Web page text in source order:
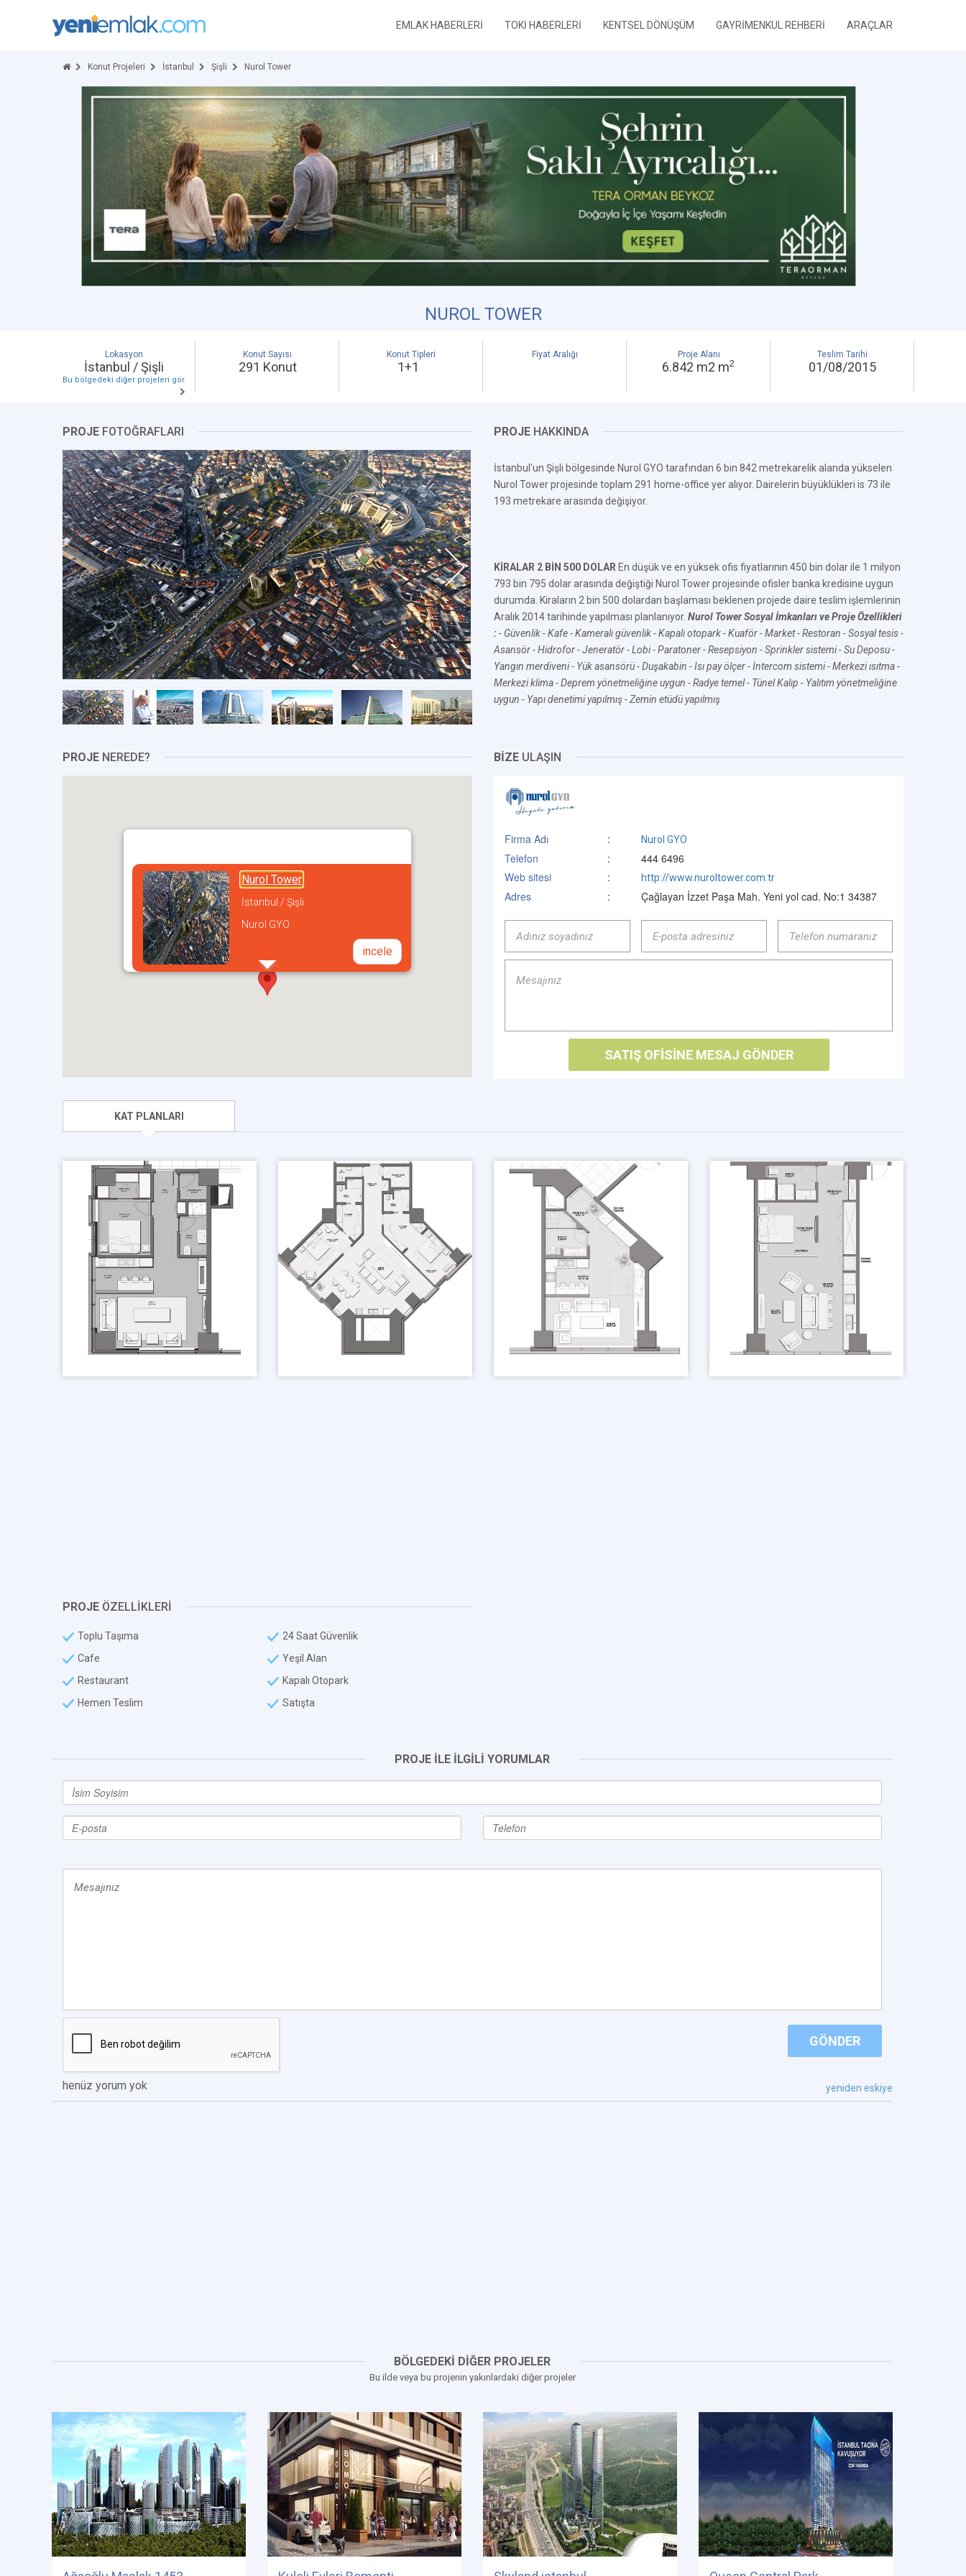
EMLAK HABERLERİ TOKİ HABERLERİ KENTSEL DÖNÜŞÜM GAYRİMENKUL REHBERİ ARAÇLAR
Konut Projeleri İstanbul Şişli Nurol Tower
NUROL TOWER
Lokasyon
İstanbul / Şişli
Bu bölgedeki diğer projeleri gör
Konut Sayısı
291 Konut
Konut Tipleri
1+1
Fiyat Aralığı Proje Alanı
6.842 m2 m2
Teslim Tarihi
01/08/2015
PROJE FOTOĞRAFLARI PROJE HAKKINDA
İstanbul'un Şişli bölgesinde Nurol GYO tarafından 6 bin 842 metrekarelik alanda yükselen
Nurol Tower projesinde toplam 291 home-office yer alıyor. Dairelerin büyüklükleri is 73 ile
193 metrekare arasında değişiyor.
KİRALAR 2 BİN 500 DOLAR En düşük ve en yüksek ofis fiyatlarının 450 bin dolar ile 1 milyon
793 bin 795 dolar arasında değiştiği Nurol Tower projesinde ofisler banka kredisine uygun
durumda. Kiraların 2 bin 500 dolardan başlaması beklenen projede daire teslim işlemlerinin
Aralık 2014 tarihinde yapılması planlanıyor. Nurol Tower Sosyal İmkanları ve Proje Özellikleri
:- Güvenlik- Kafe- Kameralı güvenlik- Kapalı otopark- Kuaför- Market- Restoran - Sosyal tesis-
Asansör- Hidrofor- Jeneratör- Lobi- Paratoner- Resepsiyon - Sprinkler sistemi- Su Deposu-
Yangın merdiveni- Yük asansörü- Duşakabin - Isı pay ölçer- İntercom sistemi- Merkezi ısıtma-
Merkezi klima- Deprem yönetmeliğine uygun - Radye temel- Tünel Kalıp - Yalıtım yönetmeliğine
uygun - Yapı denetimi yapılmış- Zemin etüdü yapılmış
PROJE NEREDE?
Nurol Tower
İstanbul / Şişli
Nurol GYO
incele
BİZE ULAŞIN
Firma Adı : Nurol GYO
Telefon :
444 6496
Web sitesi
: http://www.nuroltower.com.tr
Adres : Çağlayan İzzet Paşa Mah. Yeni yol cad. No:1 34387
KAT PLANLARI
PROJE ÖZELLİKLERİ
Toplu Taşıma
24 Saat Güvenlik
Cafe
Yeşil Alan
Restaurant
Kapalı Otopark
Hemen Teslim
Satışta
PROJE İLE İLGİLİ YORUMLAR
GÖNDER
henüz yorum yok yeniden eskiye
BÖLGEDEKİ DİĞER PROJELER
Bu ilde veya bu projenin yakınlardaki diğer projeler